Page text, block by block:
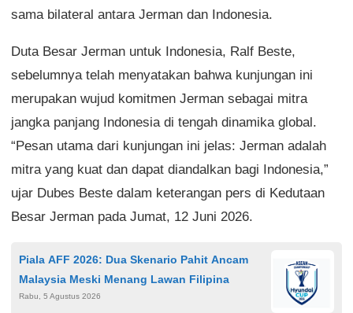
sama bilateral antara Jerman dan Indonesia.
Duta Besar Jerman untuk Indonesia, Ralf Beste,
sebelumnya telah menyatakan bahwa kunjungan ini
merupakan wujud komitmen Jerman sebagai mitra
jangka panjang Indonesia di tengah dinamika global.
“Pesan utama dari kunjungan ini jelas: Jerman adalah
mitra yang kuat dan dapat diandalkan bagi Indonesia,”
ujar Dubes Beste dalam keterangan pers di Kedutaan
Besar Jerman pada Jumat, 12 Juni 2026.
Piala AFF 2026: Dua Skenario Pahit Ancam
Malaysia Meski Menang Lawan Filipina
Rabu, 5 Agustus 2026